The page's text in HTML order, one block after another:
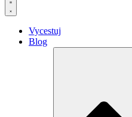
Vycestuj
Blog